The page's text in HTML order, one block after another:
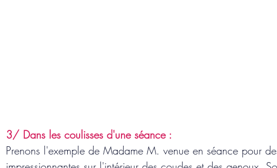
3/ Dans les coulisses d'une séance :
Prenons l'exemple de Madame M. venue en séance pour